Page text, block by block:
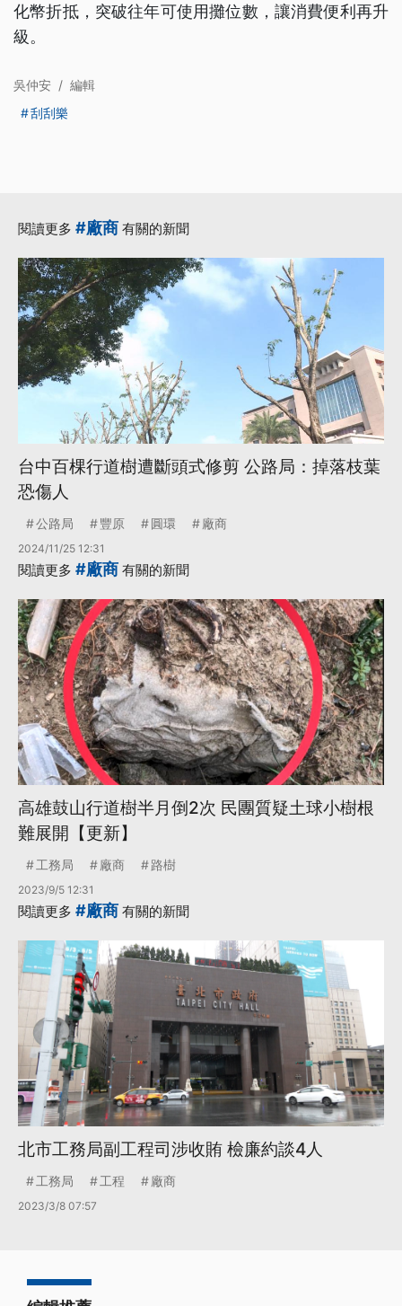
化幣折抵，突破往年可使用攤位數，讓消費便利再升
級。
吳仲安 / 編輯
刮刮樂
閱讀更多 #廠商 有關的新聞
台中百棵行道樹遭斷頭式修剪 公路局：掉落枝葉
恐傷人
公路局 豐原 圓環 廠商
2024/11/25 12:31
閱讀更多 #廠商 有關的新聞
高雄鼓山行道樹半月倒2次 民團質疑土球小樹根
難展開【更新】
工務局 廠商 路樹
2023/9/5 12:31
閱讀更多 #廠商 有關的新聞
北市工務局副工程司涉收賄 檢廉約談4人
工務局 工程 廠商
2023/3/8 07:57